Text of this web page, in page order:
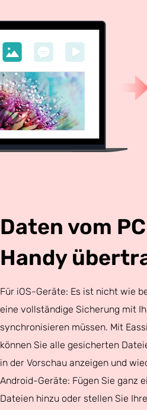
Daten vom
Handy
Für iOS-Geräte: Es ist nicht wie
eine vollständige Sicherung mit
synchronisieren müssen. Mit
können Sie alle gesicherten
in der Vorschau anzeigen und
Android-Geräte: Fügen Sie ganz
Dateien hinzu oder stellen Sie